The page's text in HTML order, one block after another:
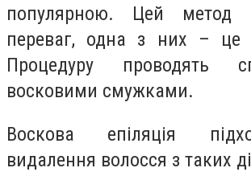
популярною. Цей метод
переваг, одна з них – це
Процедуру проводять
восковими смужками.
Воскова епіляція
видалення волосся з таких